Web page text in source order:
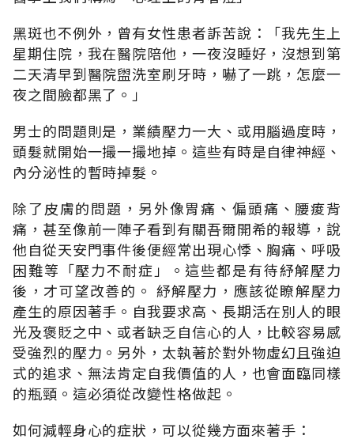
黑斑也不例外，曾有女性患者訴苦說：「我先生上
星期住院，我在醫院陪他，一夜沒睡好，沒想到第
二天清早到醫院盥洗室刷牙時，嚇了一跳，怎麼一
夜之間臉都黑了。」
男士的問題則是，業績壓力一大、或用腦過度時，
頭髮就開始一撮一撮地掉。這些有時是自律神經、
內分泌性的暫時掉髮。
除了皮膚的問題，另外像胃痛、偏頭痛、腰痠背
痛，甚至像前一陣子看到有關吾爾開希的報導，說
他自從天安門事件後便經常出現心悸、胸痛、呼吸
困難等「壓力不耐症」。這些都是有待紓解壓力
後，才可望改善的。 紓解壓力，應該從瞭解壓力
產生的原因著手。自我要求高、長期活在別人的眼
光及褒貶之中、或者缺乏自信心的人，比較容易感
受強烈的壓力。另外，太執著於對外物虛幻且強迫
式的追求、無法肯定自我價值的人，也會面臨同樣
的瓶頸。這必須從改變性格做起。
如何減輕身心的症狀，可以從幾方面來著手：